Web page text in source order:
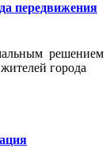
передвижения
решением
города